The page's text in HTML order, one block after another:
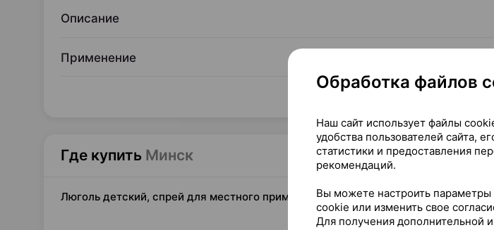
Описание
Применение
Где купить Минск
Люголь детский, спрей для местного применения, 50 мл ×1, Валентис Литва
Обработка файлов
Наш сайт использует файлы
удобства пользователей сайта,
статистики и предоставления
рекомендаций.
Вы можете настроить параметры
cookie или изменить свое
Для получения дополнительной